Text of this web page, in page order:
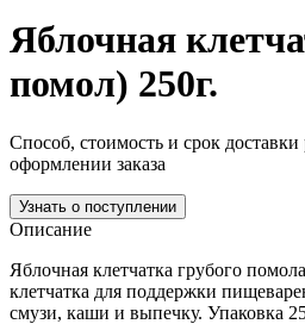
Яблочная
помол) 250г.
Способ, стоимость и срок доставки
оформлении заказа
Узнать о поступлении
Описание
Яблочная клетчатка грубого
клетчатка для поддержки
смузи, каши и выпечку. Упаковка